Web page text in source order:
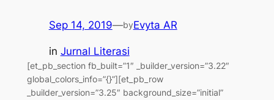
Sep 14, 2019—byEvyta AR
in Jurnal Literasi
[et_pb_section fb_built=”1″ _builder_version=”3.22″
global_colors_info=”{}”][et_pb_row
_builder_version=”3.25″ background_size=”initial”